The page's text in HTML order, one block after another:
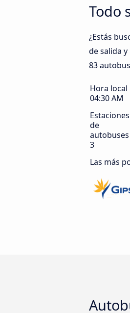
Todo
¿Estás
de salida
83
Hora local
04:30 AM
Estaciones
de
autobuses
3
Las más